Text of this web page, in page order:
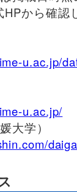
から確認
u.ac.jp/
u.ac.jp/
大学）